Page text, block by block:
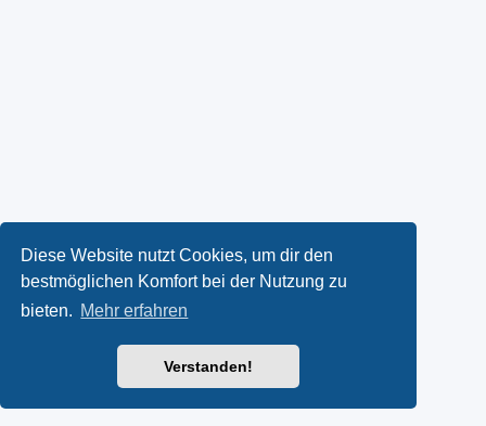
Diese Website nutzt Cookies, um dir den
bestmöglichen Komfort bei der Nutzung zu
bieten. Mehr erfahren
Verstanden!